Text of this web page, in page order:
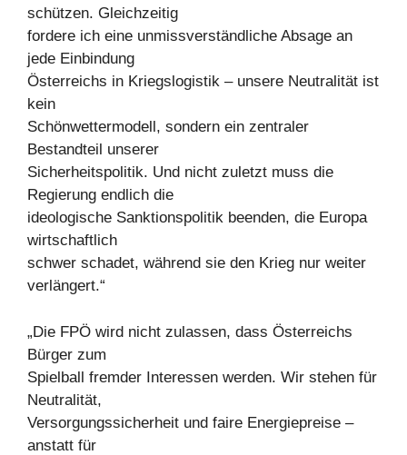
schützen. Gleichzeitig
fordere ich eine unmissverständliche Absage an
jede Einbindung
Österreichs in Kriegslogistik – unsere Neutralität ist
kein
Schönwettermodell, sondern ein zentraler
Bestandteil unserer
Sicherheitspolitik. Und nicht zuletzt muss die
Regierung endlich die
ideologische Sanktionspolitik beenden, die Europa
wirtschaftlich
schwer schadet, während sie den Krieg nur weiter
verlängert.“
„Die FPÖ wird nicht zulassen, dass Österreichs
Bürger zum
Spielball fremder Interessen werden. Wir stehen für
Neutralität,
Versorgungssicherheit und faire Energiepreise –
anstatt für